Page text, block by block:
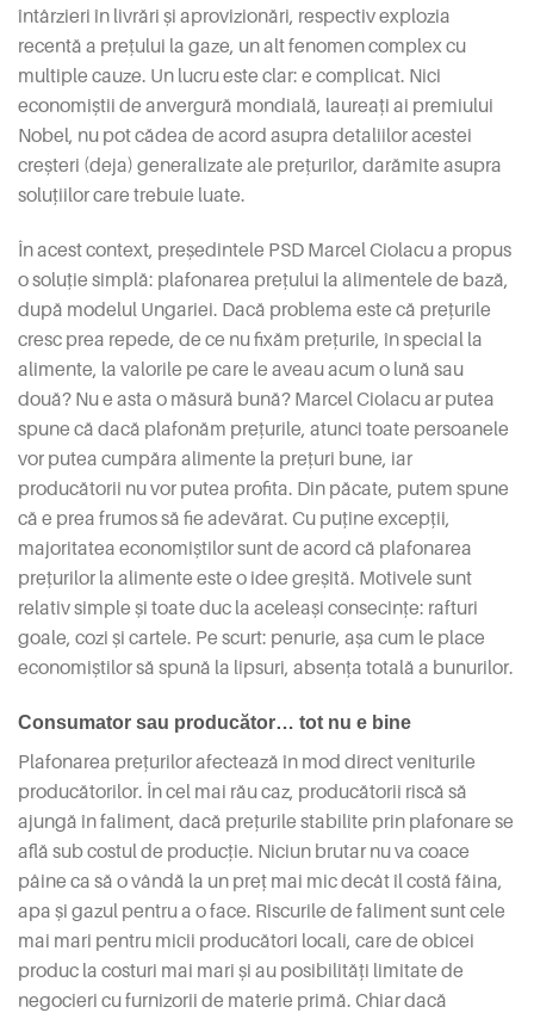
întârzieri în livrări și aprovizionări, respectiv explozia
recentă a prețului la gaze, un alt fenomen complex cu
multiple cauze. Un lucru este clar: e complicat. Nici
economiștii de anvergură mondială, laureați ai premiului
Nobel, nu pot cădea de acord asupra detaliilor acestei
creșteri (deja) generalizate ale prețurilor, darămite asupra
soluțiilor care trebuie luate.
În acest context, președintele PSD Marcel Ciolacu a propus
o soluție simplă: plafonarea prețului la alimentele de bază,
după modelul Ungariei. Dacă problema este că prețurile
cresc prea repede, de ce nu fixăm prețurile, în special la
alimente, la valorile pe care le aveau acum o lună sau
două? Nu e asta o măsură bună? Marcel Ciolacu ar putea
spune că dacă plafonăm prețurile, atunci toate persoanele
vor putea cumpăra alimente la prețuri bune, iar
producătorii nu vor putea profita. Din păcate, putem spune
că e prea frumos să fie adevărat. Cu puține excepții,
majoritatea economiștilor sunt de acord că plafonarea
prețurilor la alimente este o idee greșită. Motivele sunt
relativ simple și toate duc la aceleași consecințe: rafturi
goale, cozi și cartele. Pe scurt: penurie, așa cum le place
economiștilor să spună la lipsuri, absența totală a bunurilor.
Consumator sau producător… tot nu e bine
Plafonarea prețurilor afectează în mod direct veniturile
producătorilor. În cel mai rău caz, producătorii riscă să
ajungă în faliment, dacă prețurile stabilite prin plafonare se
află sub costul de producție. Niciun brutar nu va coace
pâine ca să o vândă la un preț mai mic decât îl costă făina,
apa și gazul pentru a o face. Riscurile de faliment sunt cele
mai mari pentru micii producători locali, care de obicei
produc la costuri mai mari și au posibilități limitate de
negocieri cu furnizorii de materie primă. Chiar dacă